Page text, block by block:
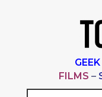
FILMS –